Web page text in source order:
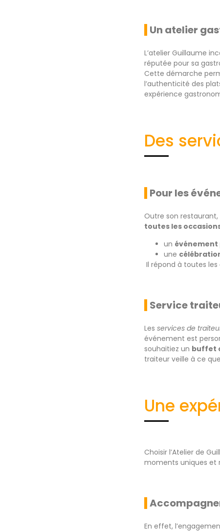
Un atelier
L’atelier Guillaume
réputée pour sa
Cette démarche
l’authenticité des
expérience
Des
Pour les
Outre son restaurant,
toutes les
un
une
Il répond à toutes
Service
Les services de
événement est
souhaitiez un buffet
traiteur veille à ce
Une
Choisir l’Atelier de
moments uniques et
En effet,